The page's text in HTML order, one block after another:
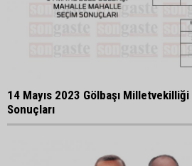
14 Mayıs 2023 Gölbaşı
Sonuçları